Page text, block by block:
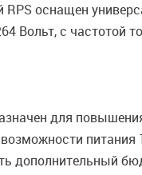
RPS оснащен
Вольт, с частотой
для
питания
дополнительный